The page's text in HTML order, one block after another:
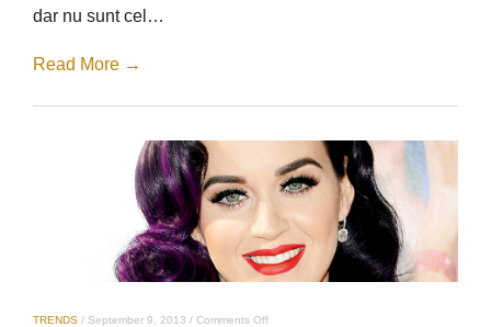
dar nu sunt cel…
Read More →
TRENDS / September 9, 2013 / Comments Offon